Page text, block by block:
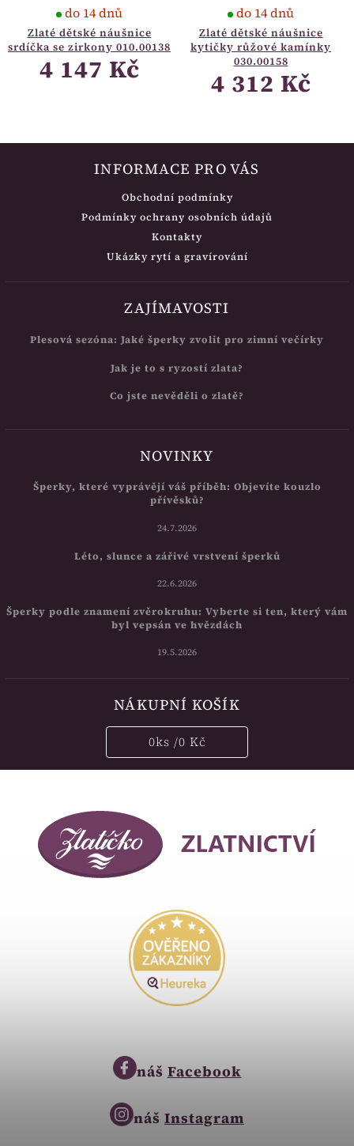
Zlaté dětské náušnice
srdíčka se zirkony 010.00138
do 14 dnů
4 147 Kč
Zlaté dětské náušnice
kytičky růžové kamínky
030.00158
do 14 dnů
4 312 Kč
INFORMACE PRO VÁS
Obchodní podmínky
Podmínky ochrany osobních údajů
Kontakty
Ukázky rytí a gravírování
ZAJÍMAVOSTI
Plesová sezóna: Jaké šperky zvolit pro zimní večírky
Jak je to s ryzostí zlata?
Co jste nevěděli o zlatě?
NOVINKY
Šperky, které vyprávějí váš příběh: Objevíte kouzlo
přívěsků?
24.7.2026
Léto, slunce a zářivé vrstvení šperků
22.6.2026
Šperky podle znamení zvěrokruhu: Vyberte si ten, který vám
byl vepsán ve hvězdách
19.5.2026
NÁKUPNÍ KOŠÍK
0ks /0 Kč
náš Facebook
náš Instagram